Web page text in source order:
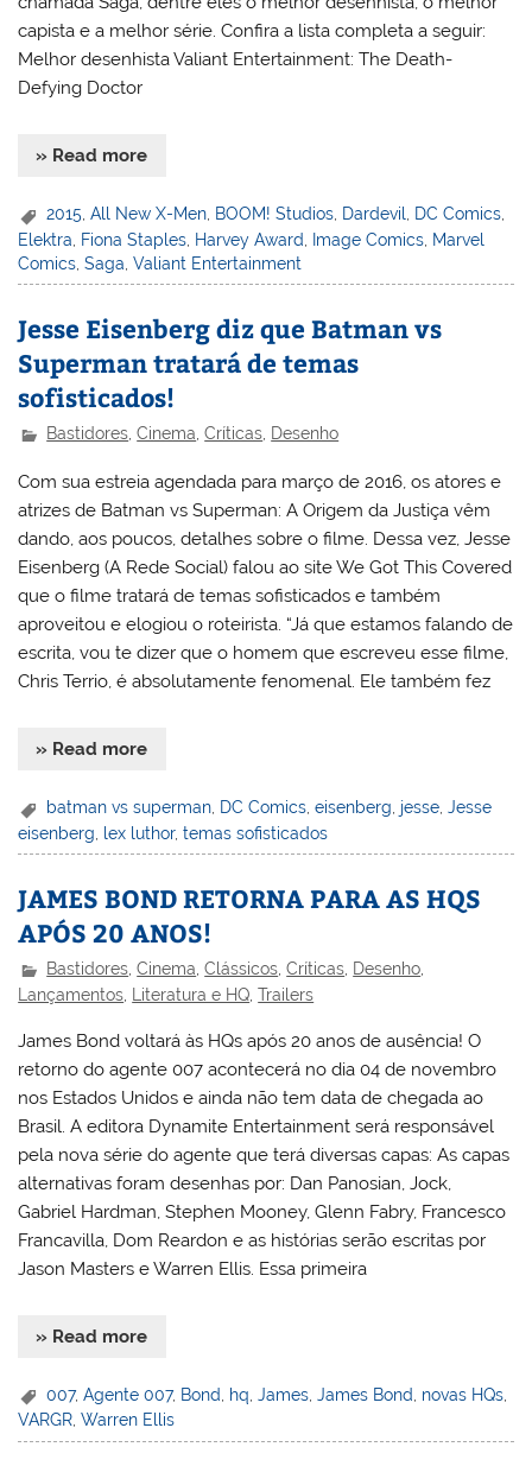
capista e a melhor série. Confira a lista completa a seguir:
Melhor desenhista Valiant Entertainment: The Death-
Defying Doctor
» Read more
2015,All New X-Men, BOOM! Studios, Dardevil, DC Comics,
Elektra
Fiona Staples Harvey Award Image Comics Marvel
Comics ,Saga ,Valiant Entertainment
Jesse Eisenberg diz que Batman vs
Superman tratará de temas
sofisticados!
Bastidores,Cinema,Críticas, Desenho
Com sua estreia agendada para março de 2016, os atores e
atrizes de Batman vs Superman: A Origem da Justiça vêm
dando, aos poucos, detalhes sobre o filme. Dessa vez, Jesse
Eisenberg (A Rede Social) falou ao site We Got This Covered
que o filme tratará de temas sofisticados e também
aproveitou e elogiou o roteirista. “Já que estamos falando de
escrita, vou te dizer que o homem que escreveu esse filme,
Chris Terrio, é absolutamente fenomenal. Ele também fez
» Read more
batman vs superman DC Comics ,eisenberg jesse ,Jesse
eisenberg lex luthor,temas sofisticados
JAMES BOND RETORNA PARA AS HQS
APÓS 20 ANOS!
Bastidores ,Cinema ,Clássicos ,Críticas Desenho
Lançamentos Literatura e HQ ,Trailers
James Bond voltará às HQs após 20 anos de ausência! O
retorno do agente 007 acontecerá no dia 04 de novembro
nos Estados Unidos e ainda não tem data de chegada ao
Brasil. A editora Dynamite Entertainment será responsável
pela nova série do agente que terá diversas capas: As capas
alternativas foram desenhas por: Dan Panosian, Jock,
Gabriel Hardman, Stephen Mooney, Glenn Fabry, Francesco
Francavilla, Dom Reardon e as histórias serão escritas por
Jason Masters e Warren Ellis. Essa primeira
» Read more
007,Agente 007, Bond hq ,James ,James Bond novas HQs
VARGR,Warren Ellis